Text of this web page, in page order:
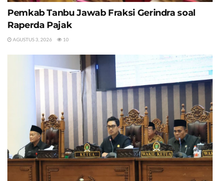
Pemkab Tanbu Jawab Fraksi Gerindra soal
Raperda Pajak
AGUSTUS 3, 2026 10